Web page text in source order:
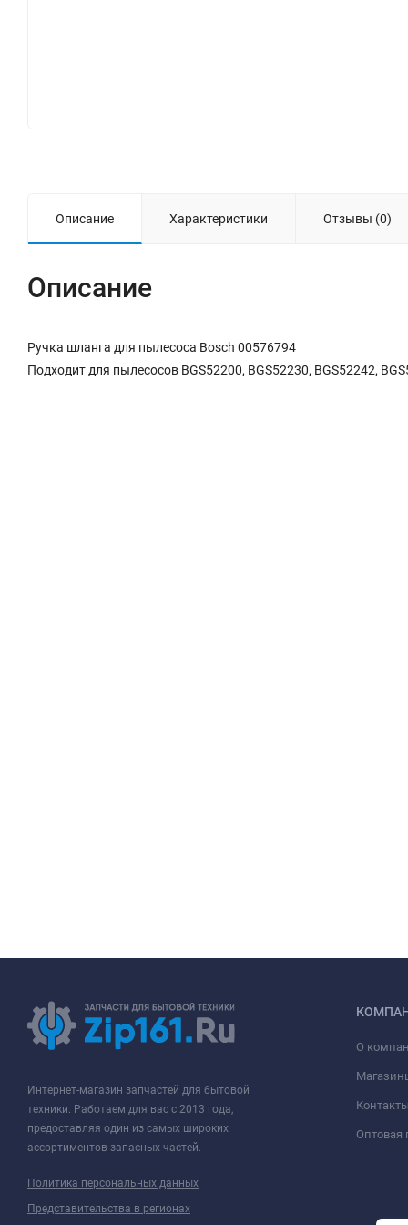
Описание Характеристики Отзывы (0)
Описание
Ручка шланга для пылесоса Bosch 00576794
Подходит для пылесосов BGS52200, BGS52230, BGS52242,
Интернет-магазин запчастей для бытовой
техники. Работаем для вас с 2013 года,
предоставляя один из самых широких
ассортиментов запасных частей.
Политика персональных данных
Представительства в регионах
О
Оптовая